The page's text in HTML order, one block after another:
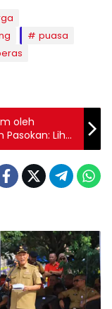
puasa
oleh
Lihat